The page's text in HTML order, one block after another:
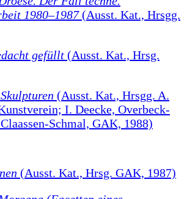
1980–1987(Ausst. Kat., Hrsgg.
gefüllt (Ausst. Kat., Hrsg.
(Ausst. Kat., Hrsgg. A.
I. Deecke, Overbeck-
Schmal, GAK, 1988)
(Ausst. Kat., Hrsg. GAK, 1987)